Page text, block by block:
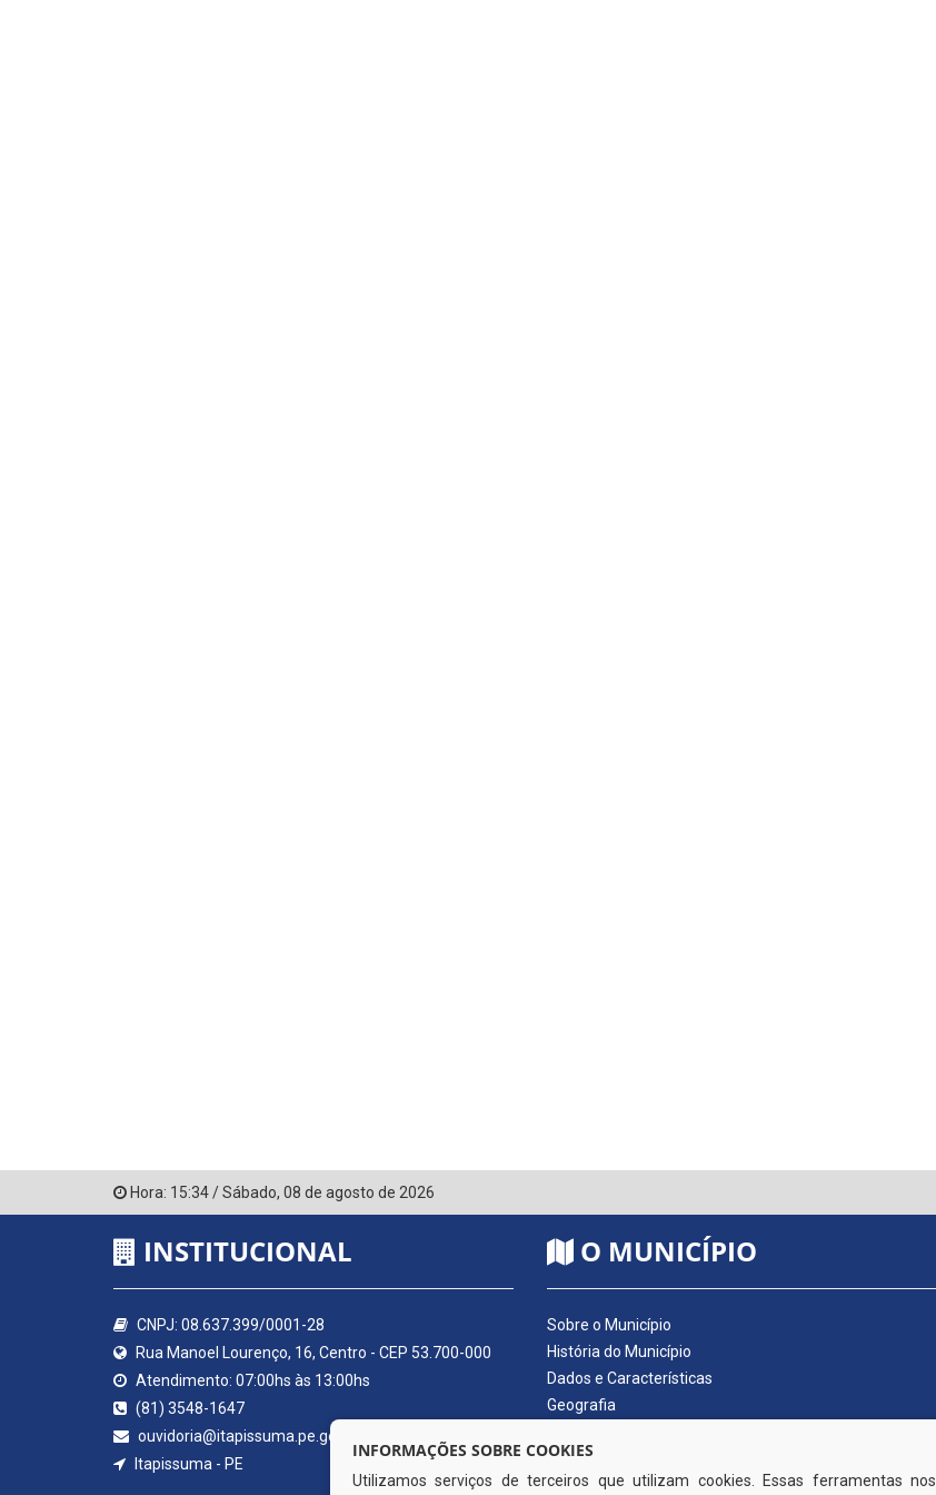
Hora: 15:34/Sábado, 08 de agosto de 2026
INSTITUCIONAL
CNPJ: 08.637.399/0001-28
Rua Manoel Lourenço, 16, Centro - CEP 53.700-000
Atendimento: 07:00hs às 13:00hs
(81) 3548-1647
ouvidoria@itapissuma.pe.gov.br
Itapissuma - PE
O MUNICÍPIO
Sobre o Município
História do Município
Dados e Características
Geografia
Símbolos do Município
Hino do Município
INFORMAÇÕES SOBRE COOKIES
Utilizamos serviços de terceiros que utilizam cookies. Essas ferramentas nos